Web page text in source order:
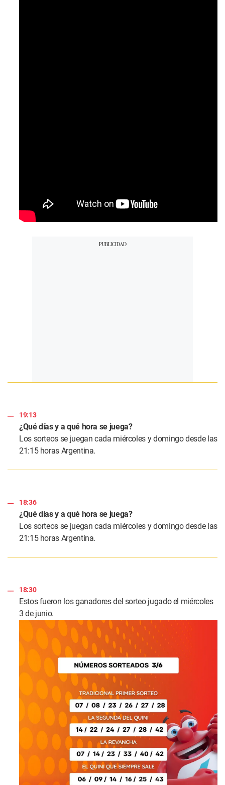
19:13
¿Qué días y a qué hora se juega?
Los sorteos se juegan cada miércoles y domingo desde las
21:15 horas Argentina.
18:36
¿Qué días y a qué hora se juega?
Los sorteos se juegan cada miércoles y domingo desde las
21:15 horas Argentina.
18:30
Estos fueron los ganadores del sorteo jugado el miércoles
3 de junio.